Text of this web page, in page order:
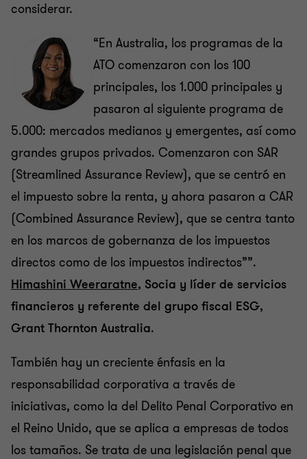
considerar.
“En Australia, los programas de la
ATO comenzaron con los 100
principales, los 1.000 principales y
pasaron al siguiente programa de
5.000: mercados medianos y emergentes, así como
grandes grupos privados. Comenzaron con SAR
(Streamlined Assurance Review), que se centró en
el impuesto sobre la renta, y ahora pasaron a CAR
(Combined Assurance Review), que se centra tanto
en los marcos de gobernanza de los impuestos
directos como de los impuestos indirectos””.
Himashini Weeraratne, Socia y líder de servicios
financieros y referente del grupo fiscal ESG,
Grant Thornton Australia.
También hay un creciente énfasis en la
responsabilidad corporativa a través de
iniciativas, como la del Delito Penal Corporativo en
el Reino Unido, que se aplica a empresas de todos
los tamaños. Se trata de una legislación penal que